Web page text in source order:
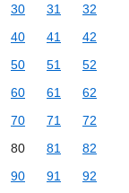
30 31
32
40 41
42
50 51
52
60 61
62
70 71
72
80 81
82
90 91
92